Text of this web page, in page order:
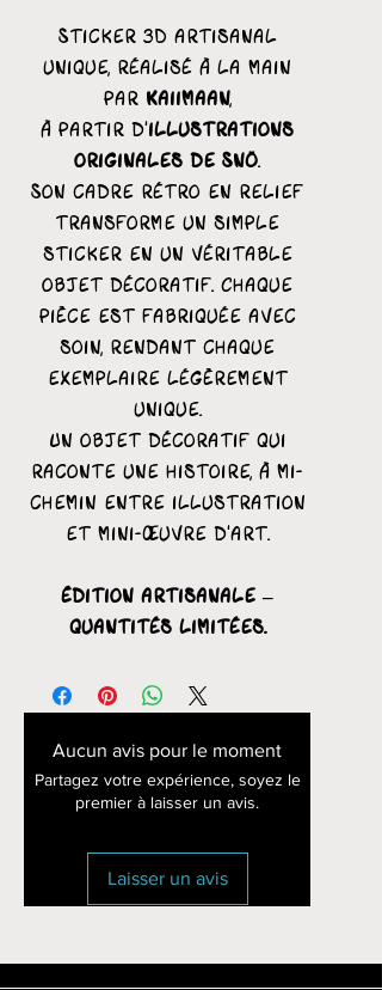
Sticker 3D artisanal
unique, réalisé à la main
par Kaiimaan,
à partir d’illustrations
originales de Snö.
Son cadre rétro en relief
transforme un simple
sticker en un véritable
objet décoratif. Chaque
pièce est fabriquée avec
soin, rendant chaque
exemplaire légèrement
unique.
Un objet décoratif qui
raconte une histoire, à mi-
chemin entre illustration
et mini-œuvre d’art.
Édition artisanale –
quantités limitées.
Aucun avis pour le moment
Partagez votre expérience, soyez le
premier à laisser un avis.
Laisser un avis